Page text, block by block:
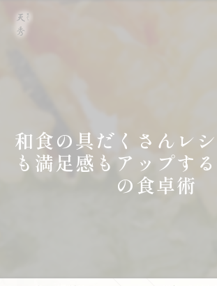
和食の具だくさんレ
も満足感もアップす
の食卓術